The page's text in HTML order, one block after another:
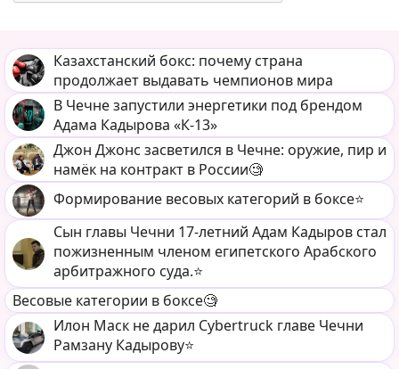
Казахстанский бокс: почему страна
продолжает выдавать чемпионов мира
В Чечне запустили энергетики под брендом
Адама Кадырова «К-13»
Джон Джонс засветился в Чечне: оружие, пир и
намёк на контракт в России🧐
Формирование весовых категорий в боксе⭐️
Сын главы Чечни 17-летний Адам Кадыров стал
пожизненным членом египетского Арабского
арбитражного суда.⭐️
Весовые категории в боксе🧐
Илон Маск не дарил Cybertruck главе Чечни
Рамзану Кадырову⭐️